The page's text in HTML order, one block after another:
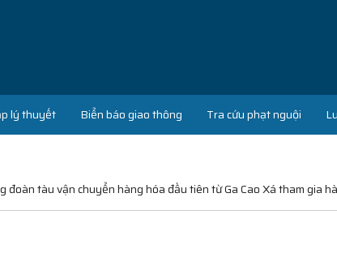
lý thuyết Biển báo giao thông Tra cứu phạt nguội
đoàn tàu vận chuyển hàng hóa đầu tiên từ Ga Cao Xá tham gia